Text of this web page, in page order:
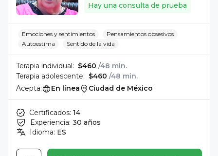
Hay una consulta de prueba
Emociones y sentimientos
Pensamientos obsesivos
Autoestima
Sentido de la vida
Terapia individual: $460 /48 min.
Terapia adolescente: $460 /48 min.
Acepta:
En línea Ciudad de México
Certificados: 14
Experiencia: 30 años
Idioma: ES